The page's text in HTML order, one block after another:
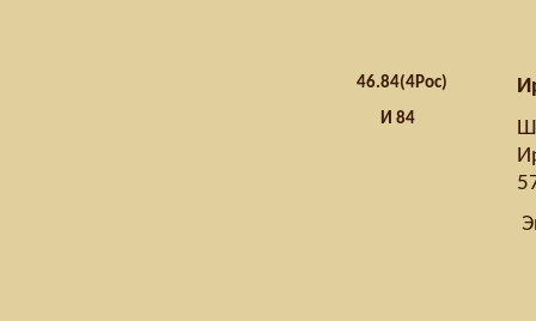
46.84(4Рос)
И 84